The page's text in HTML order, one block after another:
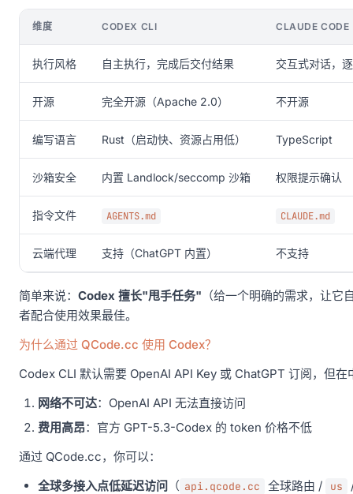
维度 CODEX CLI CLAUDE CODE
执行风格 自主执行，完成后交付结果 交互式对话，
开源 完全开源（Apache 2.0） 不开源
编写语言 Rust（启动快、资源占用低） TypeScript
沙箱安全 内置 Landlock/seccomp 沙箱 权限提示确认
指令文件 AGENTS.md CLAUDE.md
云端代理 支持（ChatGPT 内置） 不支持
简单来说： Codex 擅长"甩手任务" （给一个明确的需求，让它
者配合使用效果最佳。
为什么通过 QCode.cc 使用 Codex？
Codex CLI 默认需要 OpenAI API Key 或 ChatGPT 订阅，但在
网络不可达：OpenAI API 无法直接访问
费用高昂：官方 GPT-5.3-Codex 的 token 价格不低
通过 QCode.cc，你可以：
全球多接入点低延迟访问 （ api.qcode.cc 全球路由 / us